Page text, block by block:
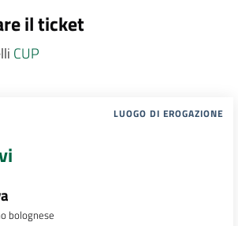
il ticket
CUP
LUOGO DI EROGAZIONE
bolognese